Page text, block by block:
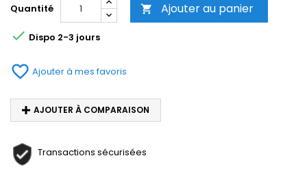
Quantité  Ajouter au panier
 Dispo 2-3 jours
favorite_border Ajouter à mes favoris
AJOUTER À COMPARAISON
Transactions sécurisées